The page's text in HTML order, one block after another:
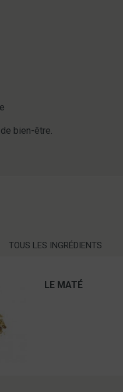
bien-être.
TOUS LES INGRÉDIENTS
LE MATÉ